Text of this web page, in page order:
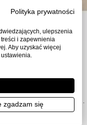
Concorde Brave Gypsum
Płytka Gresowa
Polityka prywatności
ulepszenia
i zapewnienia
Aby uzyskać więcej
zgadzam się